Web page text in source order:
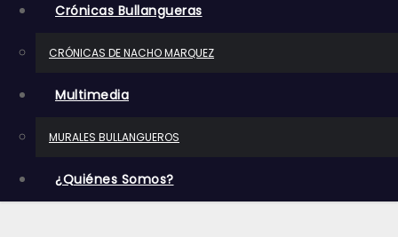
Crónicas Bullangueras
CRÓNICAS DE NACHO MARQUEZ
Multimedia
MURALES BULLANGUEROS
¿Quiénes Somos?